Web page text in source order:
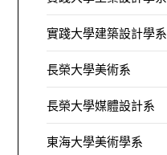
實踐大學建築設計學系
長榮大學美術系
長榮大學媒體設計系
東海大學美術學系